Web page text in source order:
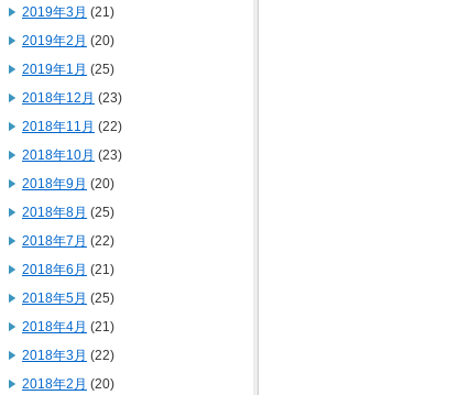
2019年3月 (21)
2019年2月 (20)
2019年1月 (25)
2018年12月 (23)
2018年11月 (22)
2018年10月 (23)
2018年9月 (20)
2018年8月 (25)
2018年7月 (22)
2018年6月 (21)
2018年5月 (25)
2018年4月 (21)
2018年3月 (22)
2018年2月 (20)